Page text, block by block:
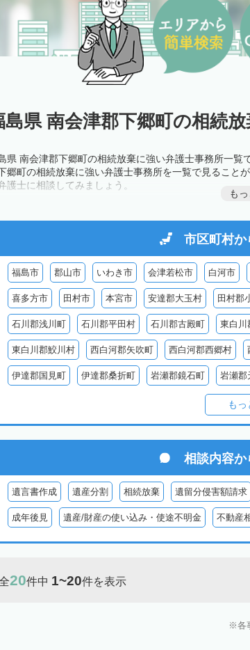
島県 南会津郡下郷町の相続
県 南会津郡下郷町の相続放棄に強い弁護士事務所一
郷町の相続放棄に強い弁護士事務所を一覧で見ること
護士に相談してみましょう。
も
市区町村か
福島市 郡山市 いわき市 会津若松市 白河市
喜多方市 田村市 本宮市 安達郡大玉村 田村郡
石川郡浅川町 石川郡平田村 石川郡古殿町 東白川
東白川郡鮫川村 西白河郡矢吹町 西白河郡西郷村
伊達郡国見町 伊達郡桑折町 岩瀬郡鏡石町 岩瀬郡
双葉
耶麻郡猪苗代町 耶麻郡磐梯町 耶麻郡西会津町 耶
大沼郡金山町 大
南会津郡下郷町 南会津郡只見町 南会津郡檜枝岐村
もっ
相談内容か
遺言書作成 遺産分割 相続放棄 遺留分侵害額請求
成年後見 遺産/財産の使い込み・使途不明金 不動産
20件中 1~20件を表示
各